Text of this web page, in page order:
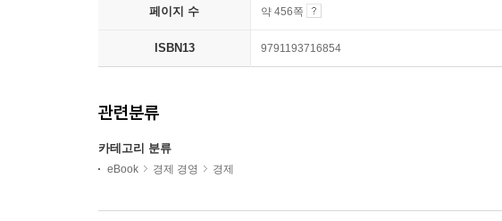
페이지 수 약 456쪽
ISBN13 9791193716854
관련분류
카테고리 분류
eBook 경제 경영 경제